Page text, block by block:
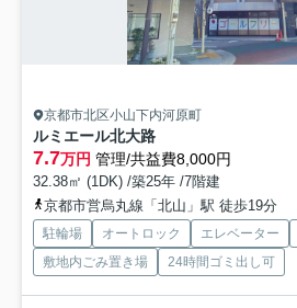
京都市北区小山下内河原町
ルミエール北大路
7.7万円 管理/共益費8,000円
32.38㎡ (1DK) /築25年 /7階建
京都市営烏丸線「北山」駅 徒歩19分
駐輪場 オートロック エレベーター
敷地内ごみ置き場
24時間ゴミ出し可